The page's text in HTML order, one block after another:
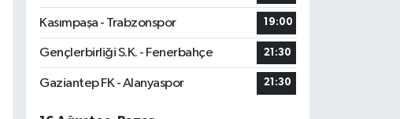
Kasımpaşa - Trabzonspor 19:00
Gençlerbirliği S.K. - Fenerbahçe 21:30
Gaziantep FK - Alanyaspor 21:30